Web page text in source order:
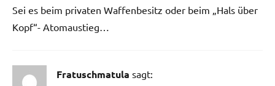
Sei es beim privaten Waffenbesitz oder beim „Hals über
Kopf“- Atomaustieg…
Fratuschmatula sagt: